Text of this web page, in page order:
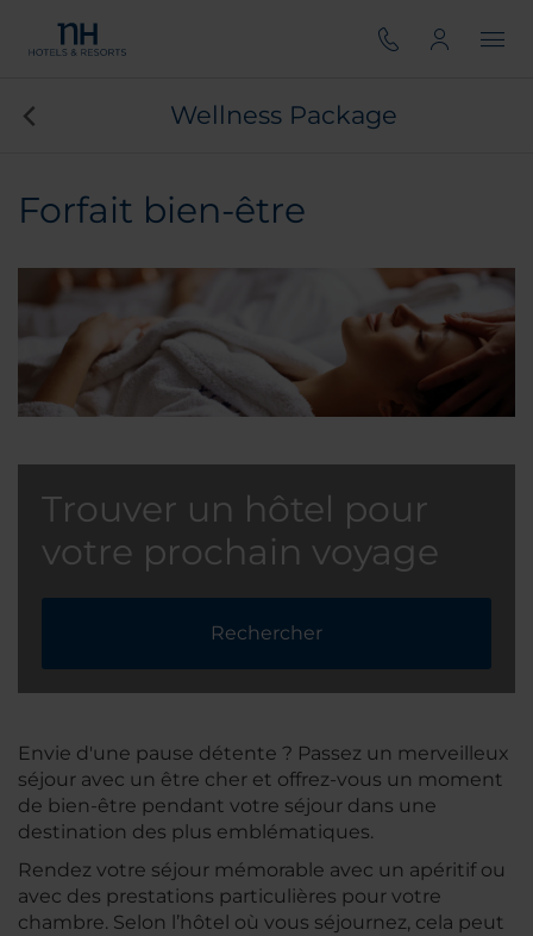
Wellness Package
Forfait bien-être
Trouver un hôtel pour
votre prochain voyage
Rechercher
Envie d'une pause détente ? Passez un merveilleux
séjour avec un être cher et offrez-vous un moment
de bien-être pendant votre séjour dans une
destination des plus emblématiques.
Rendez votre séjour mémorable avec un apéritif ou
avec des prestations particulières pour votre
chambre. Selon l’hôtel où vous séjournez, cela peut